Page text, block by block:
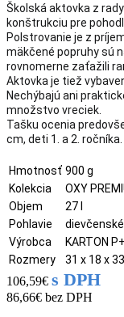
Školská aktovka z
konštrukciu pre
Polstrovanie je z
mäkčené popruhy sú
rovnomerne zaťažili
Aktovka je tiež
Nechýbajú ani
množstvo vreciek.
Tašku ocenia
cm, deti 1. a 2. ročníka.
Hmotnosť 900 g
Kolekcia
OXY
Objem
27 l
Pohlavie
dievčenské
Výrobca
KARTON
Rozmery
31 x 18 x
106,59€ s DPH
86,66€ bez DPH